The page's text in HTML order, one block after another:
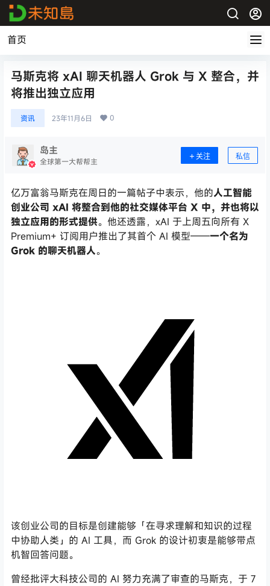
首页
马斯克将 xAI 聊天机器人 Grok 与 X 整合，并
将推出独立应用
资讯 23年11月6日 0
岛主
全球第一大帮帮主
关注 私信
亿万富翁马斯克在周日的一篇帖子中表示，他的人工智能
创业公司 xAI 将整合到他的社交媒体平台 X 中，并也将以
独立应用的形式提供。他还透露，xAI 于上周五向所有 X
Premium+ 订阅用户推出了其首个 AI 模型——一个名为
Grok 的聊天机器人。
该创业公司的目标是创建能够「在寻求理解和知识的过程
中协助人类」的 AI 工具，而 Grok 的设计初衷是能够带点
机智回答问题。
曾经批评大科技公司的 AI 努力充满了审查的马斯克，于 7